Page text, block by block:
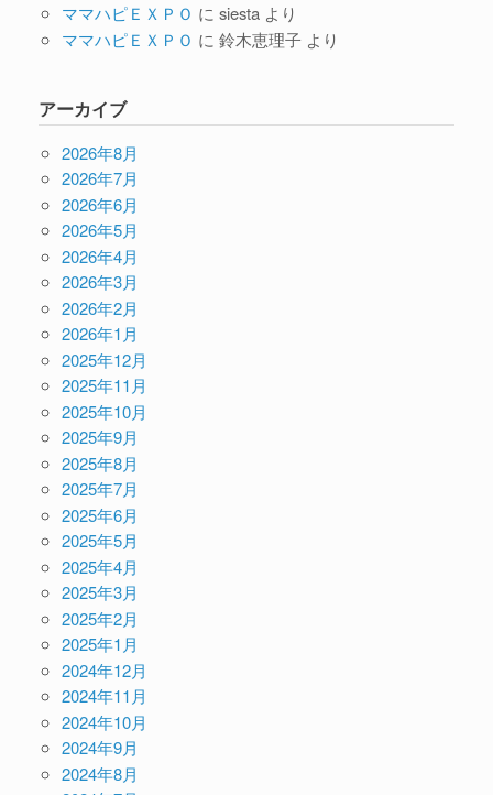
ママハピＥＸＰＯ に siestaより
ママハピＥＸＰＯ に 鈴木恵理子より
アーカイブ
2026年8月
2026年7月
2026年6月
2026年5月
2026年4月
2026年3月
2026年2月
2026年1月
2025年12月
2025年11月
2025年10月
2025年9月
2025年8月
2025年7月
2025年6月
2025年5月
2025年4月
2025年3月
2025年2月
2025年1月
2024年12月
2024年11月
2024年10月
2024年9月
2024年8月